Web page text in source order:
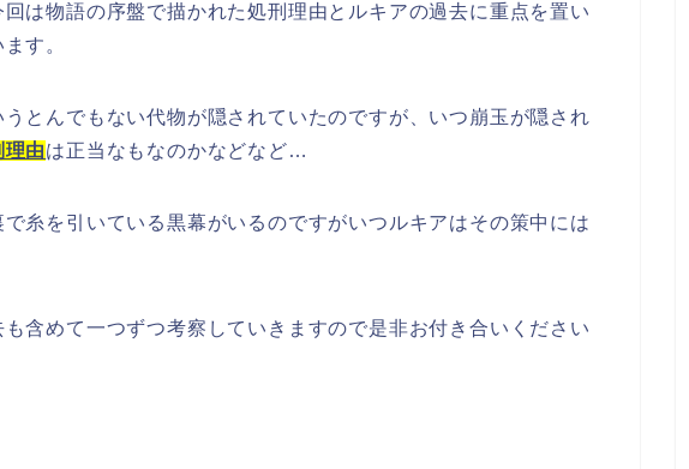
は物語の序盤で描かれた処刑理由とルキアの過去に重点を置い
す。
とんでもない代物が隠されていたのですが、いつ崩玉が隠され
理由は正当なもなのかなどなど…
糸を引いている黒幕がいるのですがいつルキアはその策中には
含めて一つずつ考察していきますので是非お付き合いください